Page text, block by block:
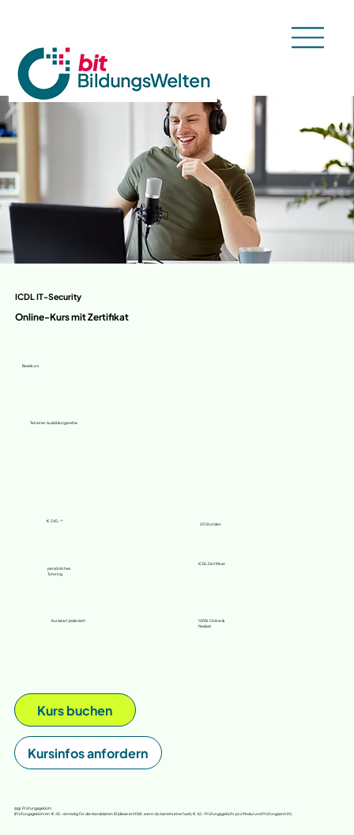
€ 245,- *
persönliches
Tutoring
Kursstart jederzeit!
20 Stunden
ICDL-Zertifikat
100% Online &
flexibel
Kurs buchen
Kursinfos anfordern
zzgl. Prüfungsgebühr
(Prüfungsgebühren: € 45,- einmalig für die Kandidaten ID (diese entfällt, wenn du bereits eine hast), € 42,- Prüfungsgebühr pro Modul und Prüfungsantritt)
ICDL IT-Security
Online-Kurs mit Zertifikat
Basiskurs
Teil einer Ausbildungsreihe